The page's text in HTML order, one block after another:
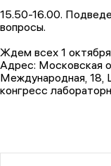
15.50-16.00.
вопросы.
Ждем всех 1
Адрес: Московская
Международная, 18,
конгресс